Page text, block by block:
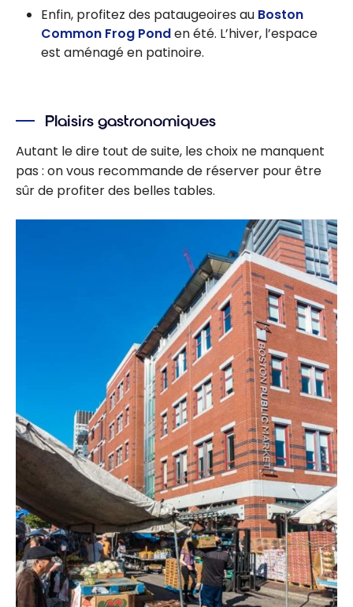
Enfin, profitez des pataugeoires au Boston
Common Frog Ponden été. L’hiver, l’espace
est aménagé en patinoire.
Plaisirs gastronomiques
Autant le dire tout de suite, les choix ne manquent
pas : on vous recommande de réserver pour être
sûr de profiter des belles tables.